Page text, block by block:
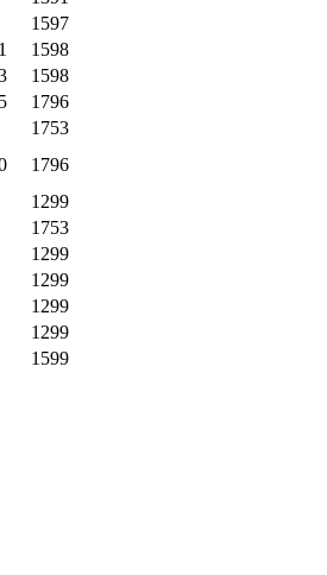
1597
1598
1598
1796
1753
1796
1299
1753
1299
1299
1299
1299
1599